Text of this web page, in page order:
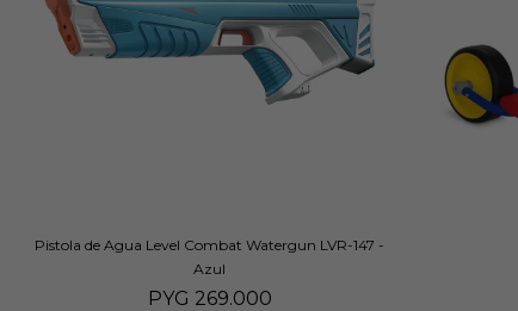
Pistola de Agua Level Combat Watergun LVR-147 -
Azul
PYG 269.000